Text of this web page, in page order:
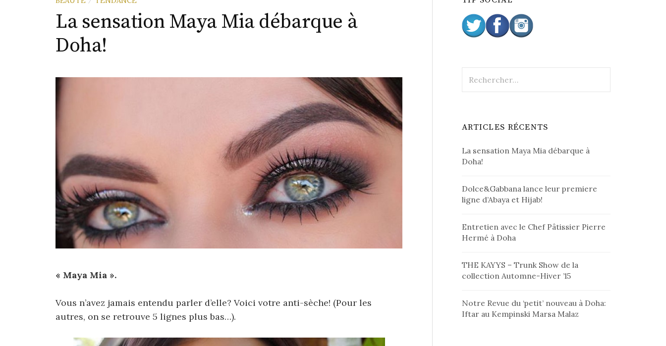
La sensation Maya Mia débarque à
Doha!
« Maya Mia ».
Vous n’avez jamais entendu parler d’elle? Voici votre anti-sèche! (Pour les
autres, on se retrouve 5 lignes plus bas…).
r
h
e
:
ARTICLES RÉCENTS
La sensation Maya Mia débarque à
Doha!
Dolce&Gabbana lance leur premiere
ligne d’Abaya et Hijab!
Entretien avec le Chef Pâtissier Pierre
Hermé à Doha
THE KAYYS – Trunk Show de la
collection Automne-Hiver ’15
Notre Revue du ‘petit’ nouveau à Doha:
Iftar au Kempinski Marsa Malaz